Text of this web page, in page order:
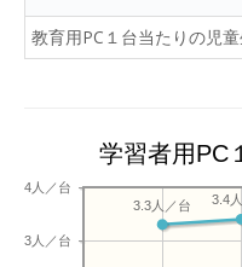
教育用PC１台当たりの児
学習者用PC
3人／台
4人／台
3.4
3.3人／台